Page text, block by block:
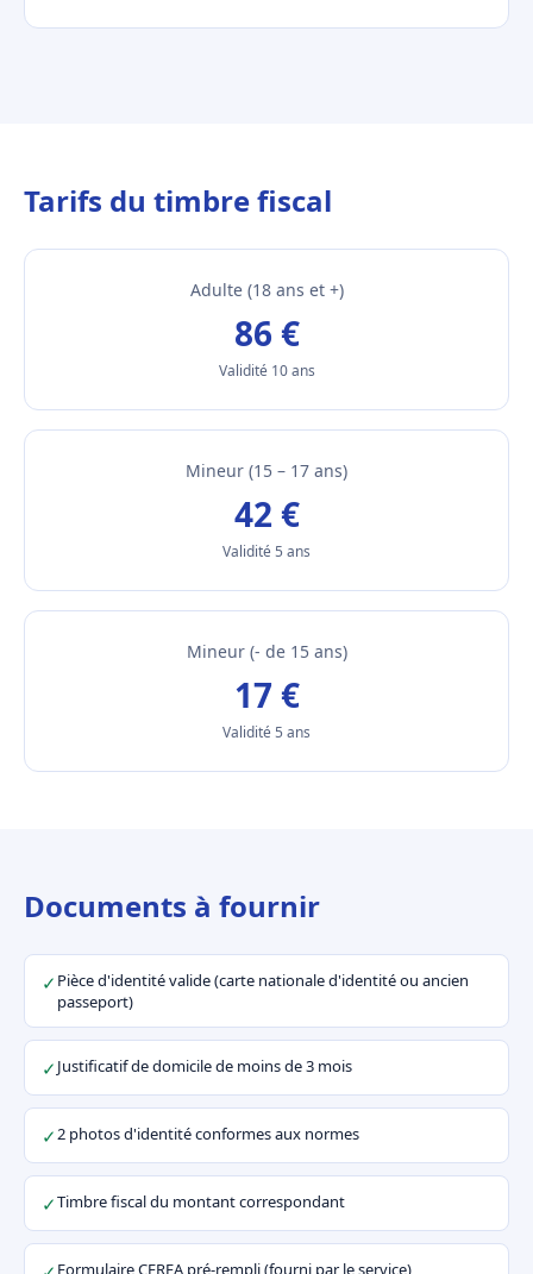
Tarifs du timbre fiscal
Adulte (18 ans et +)
86 €
Validité 10 ans
Mineur (15 – 17 ans)
42 €
Validité 5 ans
Mineur (- de 15 ans)
17 €
Validité 5 ans
Documents à fournir
✓ Pièce d'identité valide (carte nationale d'identité ou ancien
passeport)
✓Justificatif de domicile de moins de 3 mois
✓2 photos d'identité conformes aux normes
✓Timbre fiscal du montant correspondant
Formulaire CERFA pré-rempli (fourni par le service)